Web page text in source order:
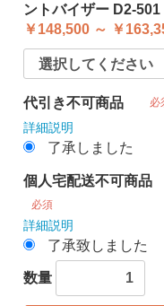
ントバイザー D2-501
￥148,500 ～ ￥
代引き不可商品 必
詳細説明
了承しました
個人宅配送不可商品
必須
詳細説明
了承致しました
数量